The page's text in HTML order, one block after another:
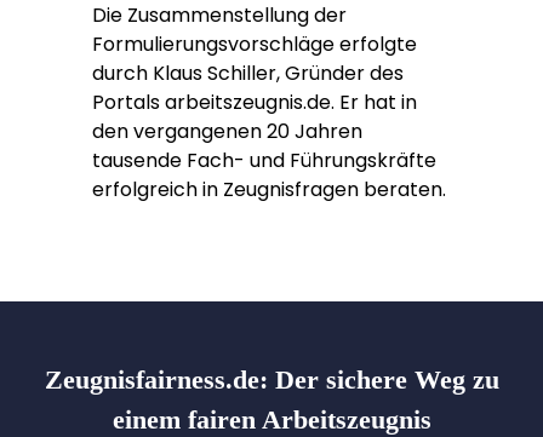
Die Zusammenstellung der
Formulierungsvorschläge erfolgte
durch Klaus Schiller, Gründer des
Portals arbeitszeugnis.de. Er hat in
den vergangenen 20 Jahren
tausende Fach- und Führungskräfte
erfolgreich in Zeugnisfragen beraten.
Zeugnisfairness.de: Der sichere Weg zu
einem fairen Arbeitszeugnis